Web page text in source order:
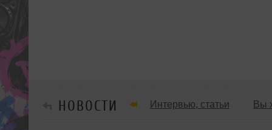
НОВОСТИ Интервью, статьи Вы